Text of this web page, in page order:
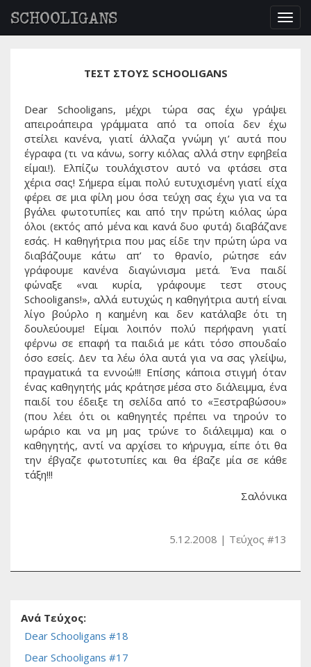
SCHOOLIGANS
ΤΕΣΤ ΣΤΟΥΣ SCHOOLIGANS
Dear Schooligans, μέχρι τώρα σας έχω γράψει
απειροάπειρα γράμματα από τα οποία δεν έχω
στείλει κανένα, γιατί άλλαζα γνώμη γι’ αυτά που
έγραφα (τι να κάνω, sorry κιόλας αλλά στην εφηβεία
είμαι!). Ελπίζω τουλάχιστον αυτό να φτάσει στα
χέρια σας! Σήμερα είμαι πολύ ευτυχισμένη γιατί είχα
φέρει σε μια φίλη μου όσα τεύχη σας έχω για να τα
βγάλει φωτοτυπίες και από την πρώτη κιόλας ώρα
όλοι (εκτός από μένα και κανά δυο φυτά) διαβάζανε
εσάς. Η καθηγήτρια που μας είδε την πρώτη ώρα να
διαβάζουμε κάτω απ’ το θρανίο, ρώτησε εάν
γράφουμε κανένα διαγώνισμα μετά. Ένα παιδί
φώναξε «ναι κυρία, γράφουμε τεστ στους
Schooligans!», αλλά ευτυχώς η καθηγήτρια αυτή είναι
λίγο βούρλο η καημένη και δεν κατάλαβε ότι τη
δουλεύουμε! Είμαι λοιπόν πολύ περήφανη γιατί
φέρνω σε επαφή τα παιδιά με κάτι τόσο σπουδαίο
όσο εσείς. Δεν τα λέω όλα αυτά για να σας γλείψω,
πραγματικά τα εννοώ!!! Επίσης κάποια στιγμή όταν
ένας καθηγητής μάς κράτησε μέσα στο διάλειμμα, ένα
παιδί του έδειξε τη σελίδα από το «Ξεστραβώσου»
(που λέει ότι οι καθηγητές πρέπει να τηρούν το
ωράριο και να μη μας τρώνε το διάλειμμα) και ο
καθηγητής, αντί να αρχίσει το κήρυγμα, είπε ότι θα
την έβγαζε φωτοτυπίες και θα έβαζε μία σε κάθε
τάξη!!!
Σαλόνικα
5.12.2008 Τεύχος #13
Ανά Τεύχος:
Dear Schooligans #18
Dear Schooligans #17